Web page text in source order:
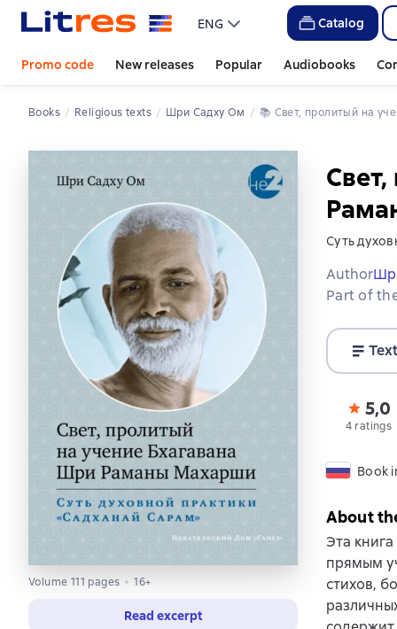
ENG Catalog
Promo code New releases Popular Audiobooks
Books Religious texts Шри Садху Ом 📚 Свет, пролитый на
Volume 111 pages 16+
Read excerpt
Суть
Author
Part of
Text
5,0
4 ratings
Book
About
Эта
прямым
стихов,